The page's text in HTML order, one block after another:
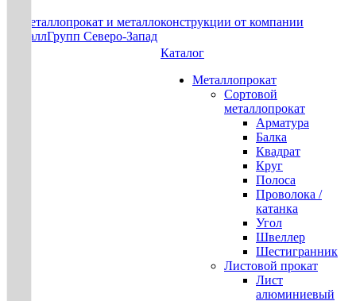
Каталог
Металлопрокат
Сортовой
металлопрокат
Арматура
Балка
Квадрат
Круг
Полоса
Проволока /
катанка
Угол
Швеллер
Шестигранник
Листовой прокат
Лист
алюминиевый